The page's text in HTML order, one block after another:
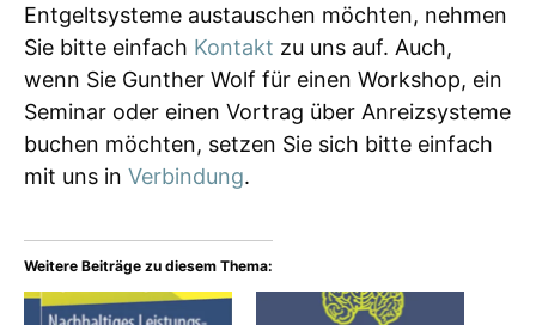
Entgeltsysteme austauschen möchten, nehmen
Sie bitte einfach Kontakt zu uns auf. Auch,
wenn Sie Gunther Wolf für einen Workshop, ein
Seminar oder einen Vortrag über Anreizsysteme
buchen möchten, setzen Sie sich bitte einfach
mit uns in Verbindung.
Weitere Beiträge zu diesem Thema: